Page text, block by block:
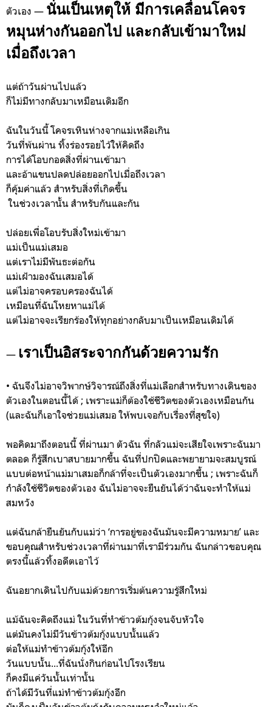
ตัวเอง — นั่นเป็นเหตุให้ มีการเคลื่อนโคจร
หมุนห่างกันออกไป และกลับเข้ามาใหม่
เมื่อถึงเวลา
แต่ถ้าวันผ่านไปแล้ว
ก็ไม่มีทางกลับมาเหมือนเดิมอีก
ฉันในวันนี้ โคจรเหินห่างจากแม่เหลือเกิน
วันที่พ้นผ่าน ทิ้งร่องรอยไว้ให้คิดถึง
การได้โอบกอดสิ่งที่ผ่านเข้ามา
และอ้าแขนปลดปล่อยออกไปเมื่อถึงเวลา
ก็คุ้มค่าแล้ว สำหรับสิ่งที่เกิดขึ้น
ในช่วงเวลานั้น สำหรับกันและกัน
ปล่อยเพื่อโอบรับสิ่งใหม่เข้ามา
แม่เป็นแม่เสมอ
แต่เราไม่มีพันธะต่อกัน
แม่เฝ้ามองฉันเสมอได้
แต่ไม่อาจครอบครองฉันได้
เหมือนที่ฉันโหยหาแม่ได้
แต่ไม่อาจจะเรียกร้องให้ทุกอย่างกลับมาเป็นเหมือนเดิมได้
— เราเป็นอิสระจากกันด้วยความรัก
• ฉันจึงไม่อาจวิพากษ์วิจารณ์ถึงสิ่งที่แม่เลือกสำหรับทางเดินของ
ตัวเองในตอนนี้ได้ ; เพราะแม่ก็ต้องใช้ชีวิตของตัวเองเหมือนกัน
(และฉันก็เอาใจช่วยแม่เสมอ ให้พบเจอกับเรื่องที่สุขใจ)
พอคิดมาถึงตอนนี้ ที่ผ่านมา ตัวฉัน ที่กลัวแม่จะเสียใจเพราะฉันมา
ตลอด ก็รู้สึกเบาสบายมากขึ้น ฉันที่ปกปิดและพยายามจะสมบูรณ์
แบบต่อหน้าแม่มาเสมอก็กล้าที่จะเป็นตัวเองมากขึ้น ; เพราะฉันก็
กำลังใช้ชีวิตของตัวเอง ฉันไม่อาจจะยืนยันได้ว่าฉันจะทำให้แม่
สมหวัง
แต่ฉันกล้ายืนยันกับแม่ว่า ‘การอยู่ของฉันมันจะมีความหมาย’ และ
ขอบคุณสำหรับช่วงเวลาที่ผ่านมาที่เรามีร่วมกัน ฉันกล่าวขอบคุณ
ตรงนี้แล้วทิ้งอดีตเอาไว้
ฉันอยากเดินไปกับแม่ด้วยการเริ่มต้นความรู้สึกใหม่
แม้ฉันจะคิดถึงแม่ ในวันที่ทำข้าวต้มกุ้งจนจับหัวใจ
แต่มันคงไม่มีวันข้าวต้มกุ้งแบบนั้นแล้ว
ต่อให้แม่ทำข้าวต้มกุ้งให้อีก
วันแบบนั้น...ที่ฉันนั่งกินก่อนไปโรงเรียน
ก็คงมีแค่วันนั้นเท่านั้น
ถ้าได้มีวันที่แม่ทำข้าวต้มกุ้งอีก